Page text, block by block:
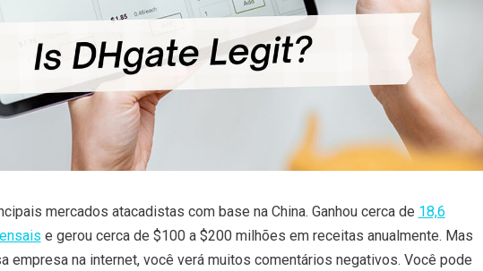
mercados atacadistas com base na China. Ganhou cerca de 18,6
e gerou cerca de $100 a $200 milhões em receitas anualmente. Mas
empresa na internet, você verá muitos comentários negativos. Você pode